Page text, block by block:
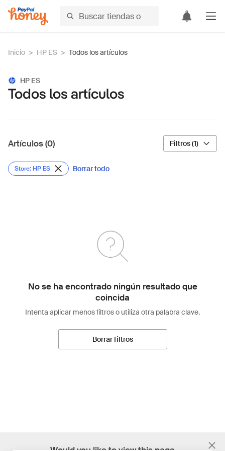
Inicio > HP ES > Todos los artículos
HP ES
Todos los artículos
Artículos (0) Filtros (1)
Store: HP ES Borrar todo
No se ha encontrado ningún resultado que
coincida
Intenta aplicar menos filtros o utiliza otra palabra clave.
Borrar filtros